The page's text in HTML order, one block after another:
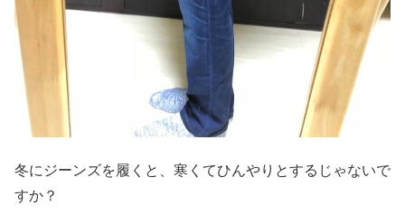
冬にジーンズを履くと、寒くてひんやりとするじゃないで
すか？